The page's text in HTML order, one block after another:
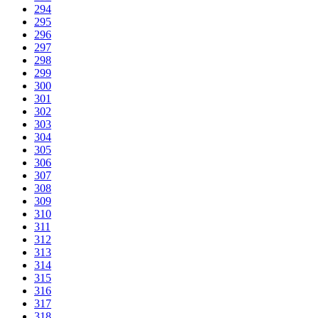
294
295
296
297
298
299
300
301
302
303
304
305
306
307
308
309
310
311
312
313
314
315
316
317